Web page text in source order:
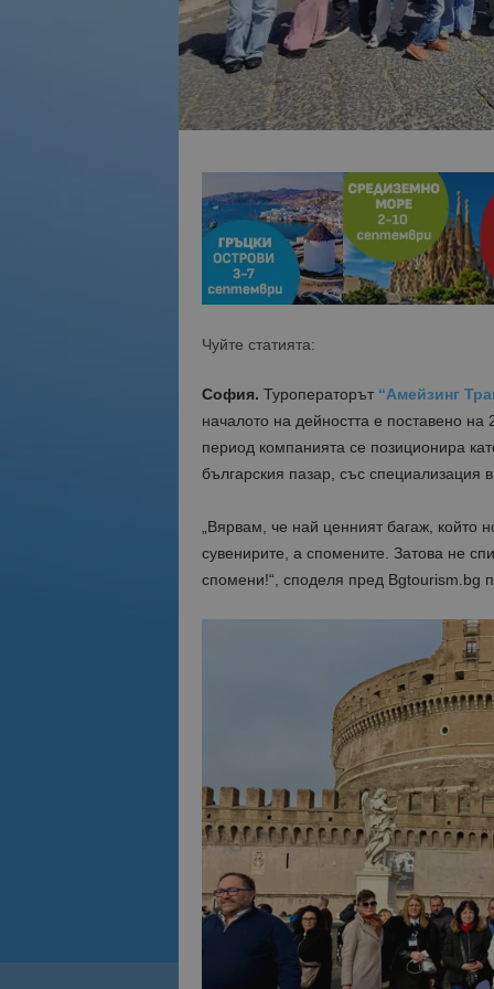
Чуйте статията:
София. Туроператорът “Амейзинг
началото на дейността е поставено
период компанията се позиционира
българския пазар, със специализация
„Вярвам, че най ценният багаж, който
сувенирите, а спомените. Затова не
спомени!“, споделя пред Bgtourism.bg